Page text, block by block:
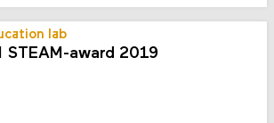
lab
STEAM-award 2019